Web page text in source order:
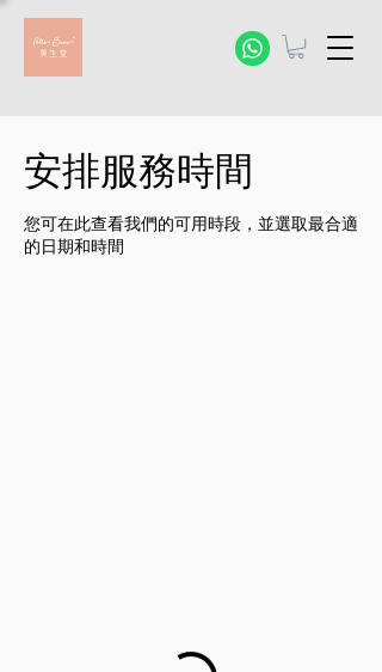
安排服務時間
您可在此查看我們的可用時段，並選取最合適
的日期和時間